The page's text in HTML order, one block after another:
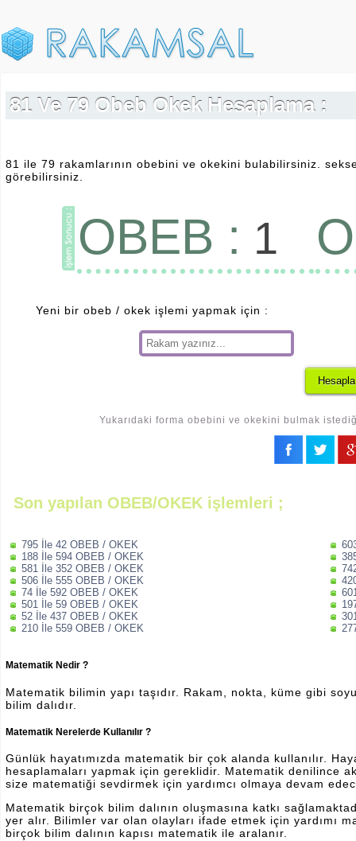
81 Ve 79 Obeb Okek Hesaplama :
81 ile 79 rakamlarının obebini ve okekini bulabilirsiniz.
görebilirsiniz.
OBEB : 1
Yeni bir obeb / okek işlemi yapmak için :
Yukarıdaki forma obebini ve okekini bulmak
Son yapılan OBEB/OKEK işlemleri ;
795 İle 42 OBEB / OKEK
188 İle 594 OBEB / OKEK
581 İle 352 OBEB / OKEK
506 İle 555 OBEB / OKEK
74 İle 592 OBEB / OKEK
501 İle 59 OBEB / OKEK
52 İle 437 OBEB / OKEK
210 İle 559 OBEB / OKEK
Matematik Nedir ?
Matematik bilimin yapı taşıdır. Rakam, nokta, küme gibi
bilim dalıdır.
Matematik Nerelerde Kullanılır ?
Günlük hayatımızda matematik bir çok alanda kullanılır.
hesaplamaları yapmak için gereklidir. Matematik denilince
size matematiği sevdirmek için yardımcı olmaya devam
Matematik birçok bilim dalının oluşmasına katkı
yer alır. Bilimler var olan olayları ifade etmek için yardımı
birçok bilim dalının kapısı matematik ile aralanır.